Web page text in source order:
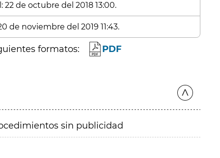
de octubre del 2018 13:00.
de noviembre del 2019 11:43.
formatos: PDF
sin publicidad